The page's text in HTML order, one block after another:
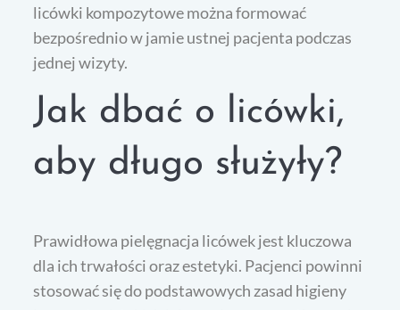
licówki kompozytowe można formować
bezpośrednio w jamie ustnej pacjenta podczas
jednej wizyty.
Jak dbać o licówki,
aby długo służyły?
Prawidłowa pielęgnacja licówek jest kluczowa
dla ich trwałości oraz estetyki. Pacjenci powinni
stosować się do podstawowych zasad higieny